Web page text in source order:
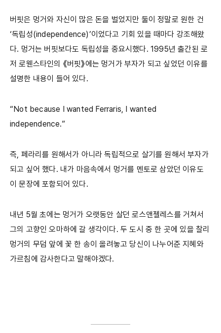
버핏은 멍거와 자신이 많은 돈을 벌었지만 둘이 정말로 원한 건
‘독립성(independence)’이었다고 기회 있을 때마다 강조해왔
다. 멍거는 버핏보다도 독립성을 중요시했다. 1995년 출간된 로
저 로웬스타인의 《버핏》에는 멍거가 부자가 되고 싶었던 이유를
설명한 내용이 들어 있다.
“Not because I wanted Ferraris, I wanted
independence.”
즉, 페라리를 원해서가 아니라 독립적으로 살기를 원해서 부자가
되고 싶어 했다. 내가 마음속에서 멍거를 멘토로 삼았던 이유도
이 문장에 포함되어 있다.
내년 5월 초에는 멍거가 오랫동안 살던 로스앤젤레스를 거쳐서
그의 고향인 오마하에 갈 생각이다. 두 도시 중 한 곳에 있을 찰리
멍거의 무덤 앞에 꽃 한 송이 올려놓고 당신이 나누어준 지혜와
가르침에 감사한다고 말해야겠다.